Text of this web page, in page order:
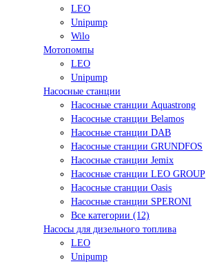
LEO
Unipump
Wilo
Мотопомпы
LEO
Unipump
Насосные станции
Насосные станции Aquastrong
Насосные станции Belamos
Насосные станции DAB
Насосные станции GRUNDFOS
Насосные станции Jemix
Насосные станции LEO GROUP
Насосные станции Oasis
Насосные станции SPERONI
Все категории (12)
Насосы для дизельного топлива
LEO
Unipump